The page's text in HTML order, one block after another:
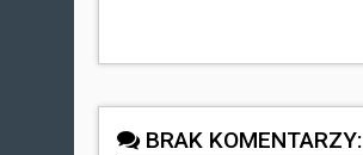
BRAK KOMENTARZY: